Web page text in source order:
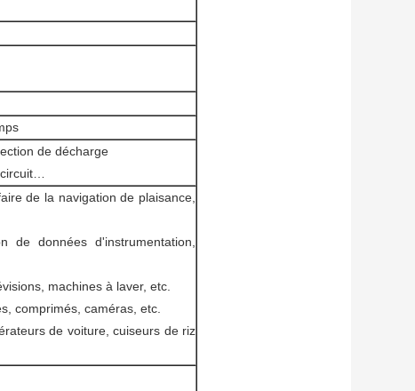
de décharge
de la navigation de plaisance,
de données d'instrumentation,
machines à laver, etc.
comprimés, caméras, etc.
de voiture, cuiseurs de riz